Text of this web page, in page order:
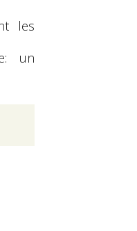
les
un